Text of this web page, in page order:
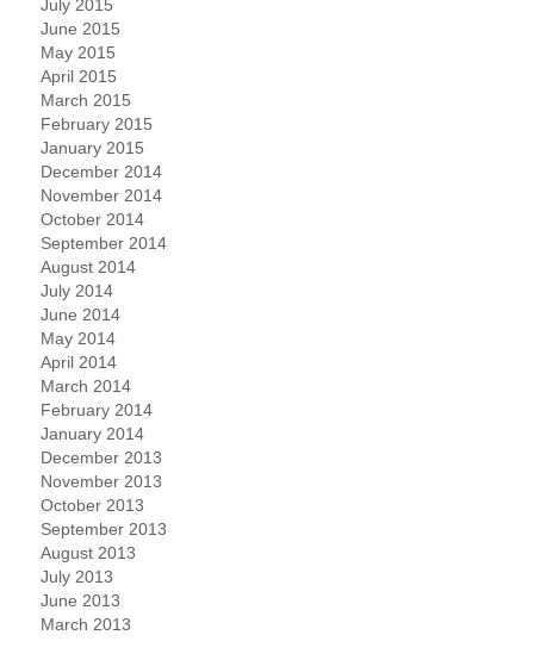
July 2015
June 2015
May 2015
April 2015
March 2015
February 2015
January 2015
December 2014
November 2014
October 2014
September 2014
August 2014
July 2014
June 2014
May 2014
April 2014
March 2014
February 2014
January 2014
December 2013
November 2013
October 2013
September 2013
August 2013
July 2013
June 2013
March 2013